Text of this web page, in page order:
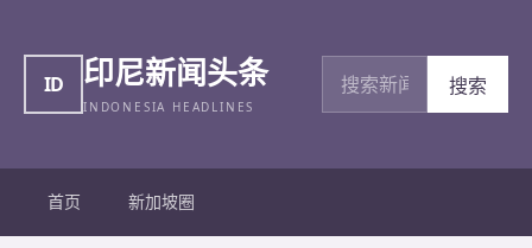
ID 印尼新闻头条
INDONESIA HEADLINES
搜索新闻
搜索
首页 新加坡圈